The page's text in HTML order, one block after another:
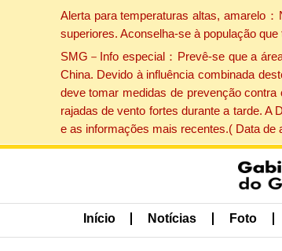
Alerta para temperaturas altas, amarelo
superiores. Aconselha-se à população
SMG－Info especial：Prevê-se que a
China. Devido à influência combinada
deve tomar medidas de prevenção
rajadas de vento fortes durante a tarde. A
e as informações mais recentes.( Data de
Início Notícias Foto